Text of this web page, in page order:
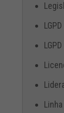
LGPD
LGPD